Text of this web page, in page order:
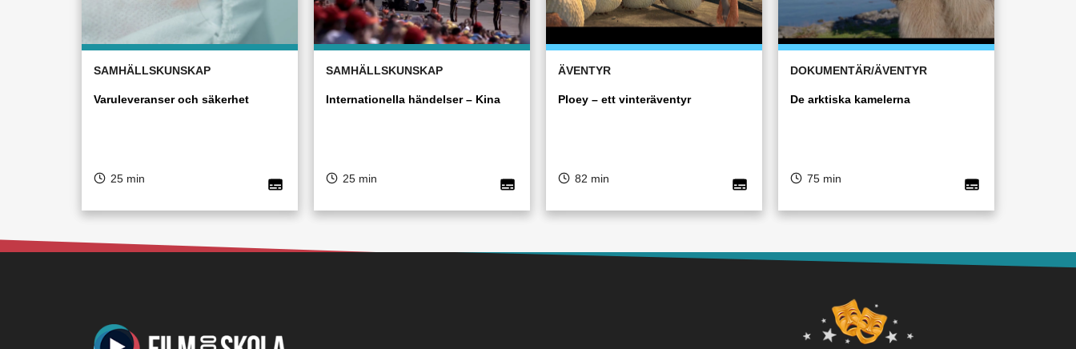
SAMHÄLLSKUNSKAP
Varuleveranser och säkerhet
25 min
SAMHÄLLSKUNSKAP
Internationella händelser – Kina
25 min
ÄVENTYR
Ploey – ett vinteräventyr
82 min
DOKUMENTÄR/ÄVENTYR
De arktiska kamelerna
75 min